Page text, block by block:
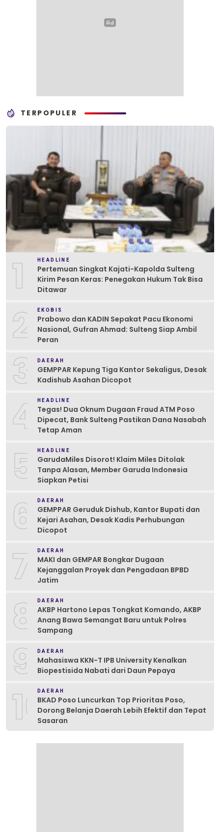
TERPOPULER
1 HEADLINE
Pertemuan Singkat Kajati-Kapolda Sulteng
Kirim Pesan Keras: Penegakan Hukum Tak Bisa
Ditawar
2 EKOBIS
Prabowo dan KADIN Sepakat Pacu Ekonomi
Nasional, Gufran Ahmad: Sulteng Siap Ambil
Peran
3 DAERAH
GEMPPAR Kepung Tiga Kantor Sekaligus, Desak
Kadishub Asahan Dicopot
4 HEADLINE
Tegas! Dua Oknum Dugaan Fraud ATM Poso
Dipecat, Bank Sulteng Pastikan Dana Nasabah
Tetap Aman
5 HEADLINE
GarudaMiles Disorot! Klaim Miles Ditolak
Tanpa Alasan, Member Garuda Indonesia
Siapkan Petisi
6 DAERAH
GEMPPAR Geruduk Dishub, Kantor Bupati dan
Kejari Asahan, Desak Kadis Perhubungan
Dicopot
7 DAERAH
MAKI dan GEMPAR Bongkar Dugaan
Kejanggalan Proyek dan Pengadaan BPBD
Jatim
8 DAERAH
AKBP Hartono Lepas Tongkat Komando, AKBP
Anang Bawa Semangat Baru untuk Polres
Sampang
9 DAERAH
Mahasiswa KKN-T IPB University Kenalkan
Biopestisida Nabati dari Daun Pepaya
10DAERAH
BKAD Poso Luncurkan Top Prioritas Poso,
Dorong Belanja Daerah Lebih Efektif dan Tepat
Sasaran